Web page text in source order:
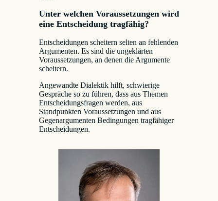
Unter welchen Voraussetzungen wird
eine Entscheidung tragfähig?
Entscheidungen scheitern selten an fehlenden
Argumenten. Es sind die ungeklärten
Voraussetzungen, an denen die Argumente
scheitern.
Angewandte Dialektik hilft, schwierige
Gespräche so zu führen, dass aus Themen
Entscheidungsfragen werden, aus
Standpunkten Voraussetzungen und aus
Gegenargumenten Bedingungen tragfähiger
Entscheidungen.